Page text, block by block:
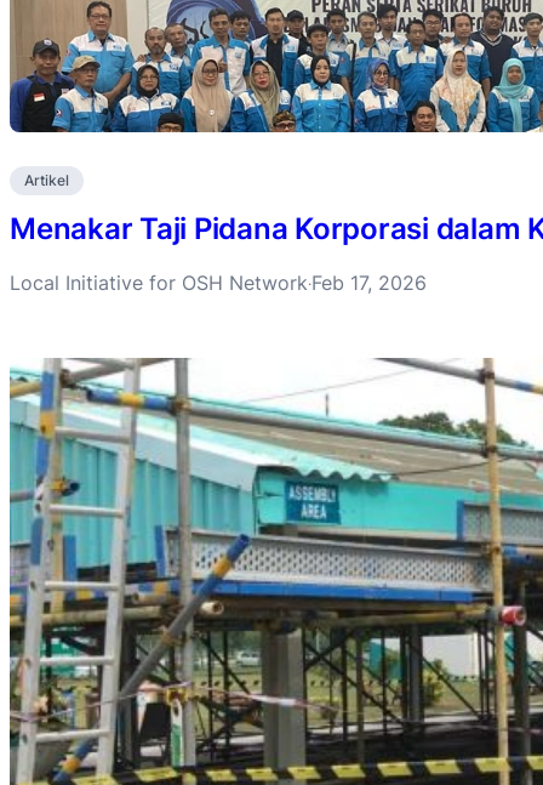
Artikel
Menakar Taji Pidana Korporasi dalam
Local Initiative for OSH Network·Feb 17, 2026